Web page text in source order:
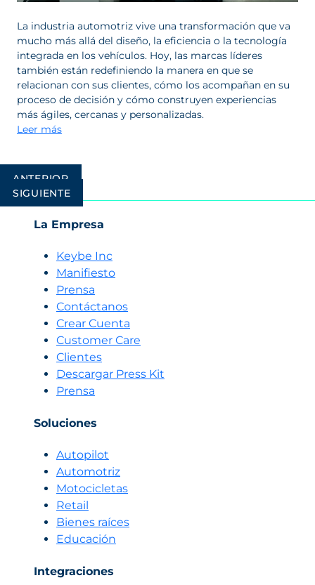
La industria automotriz vive una transformación que va
mucho más allá del diseño, la eficiencia o la tecnología
integrada en los vehículos. Hoy, las marcas líderes
también están redefiniendo la manera en que se
relacionan con sus clientes, cómo los acompañan en su
proceso de decisión y cómo construyen experiencias
más ágiles, cercanas y personalizadas.
Leer más
Navegación
de
entradas
ANTERIOR
SIGUIENTE
La Empresa
Keybe Inc
Manifiesto
Prensa
Contáctanos
Crear Cuenta
Customer Care
Clientes
Descargar Press Kit
Prensa
Soluciones
Autopilot
Automotriz
Motocicletas
Retail
Bienes raíces
Educación
Integraciones